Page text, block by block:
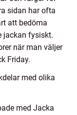
sidan har ofta
att bedöma
jackan fysiskt.
när man väljer
Friday.
med olika
med Jacka